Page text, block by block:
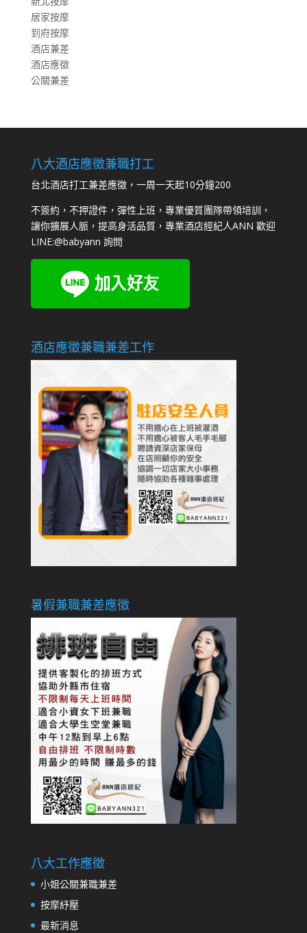
居家按摩
到府按摩
酒店兼差
酒店應徵
公關兼差
八大酒店應徵兼職打工
台北酒店打工兼差應徵，一周一天起10分鐘200
不簽約，不押證件，彈性上班，專業優質團隊帶領培訓，
讓你擴展人脈，提高身活品質，專業酒店經紀人ANN 歡迎
LINE:@babyann 詢問
酒店應徵兼職兼差工作
暑假兼職兼差應徵
八大工作應徵
小姐公關兼職兼差
按摩紓壓
最新消息